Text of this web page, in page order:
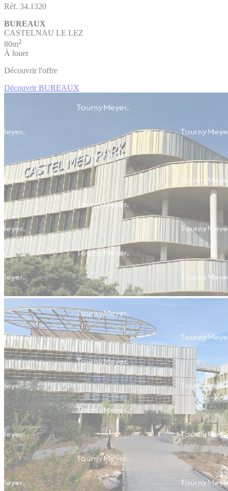
Réf. 34.1320
BUREAUX
CASTELNAU LE LEZ
80m2
À louer
Découvrir l'offre
Découvrir BUREAUX